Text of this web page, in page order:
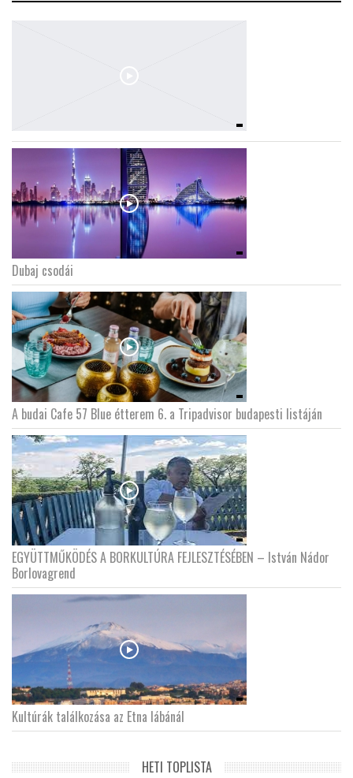
Dubaj csodái
A budai Cafe 57 Blue étterem 6. a Tripadvisor budapesti listáján
EGYÜTTMŰKÖDÉS A BORKULTÚRA FEJLESZTÉSÉBEN – István Nádor
Borlovagrend
Kultúrák találkozása az Etna lábánál
HETI TOPLISTA